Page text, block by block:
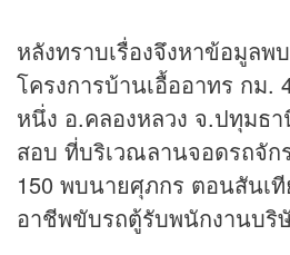
หลังทราบเรื่องจึงหาข้อมูลพ
โครงการบ้านเอื้ออาทร กม.
หนึ่ง อ.คลองหลวง จ.ปทุมธ
สอบ ที่บริเวณลานจอดรถจั
150 พบนายศุภกร ตอนสันเ
อาชีพขับรถตู้รับพนักงานบริ